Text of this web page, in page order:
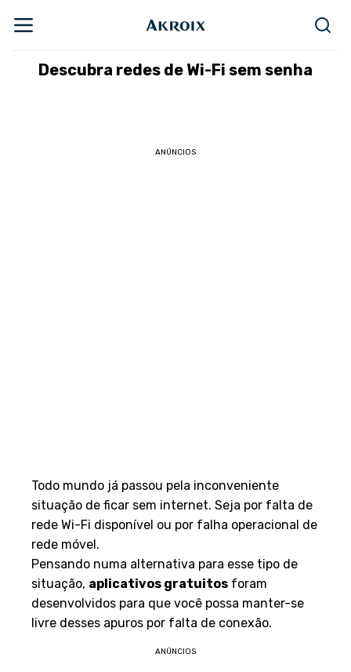
Descubra redes de Wi-Fi sem senha
ANÚNCIOS
Todo mundo já passou pela inconveniente
situação de ficar sem internet. Seja por falta de
rede Wi-Fi disponível ou por falha operacional de
rede móvel.
Pensando numa alternativa para esse tipo de
situação, aplicativos gratuitos foram
desenvolvidos para que você possa manter-se
livre desses apuros por falta de conexão.
ANÚNCIOS